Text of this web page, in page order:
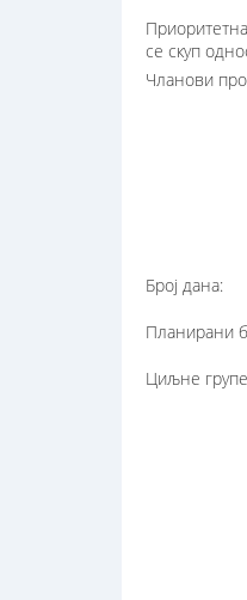
се скуп
Чланови
Број дана:
Планирани
Циљне